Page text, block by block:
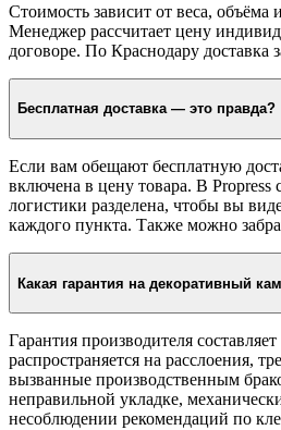
Стоимость зависит от веса, объёма
Менеджер рассчитает цену
договоре. По Краснодару доставка
Бесплатная доставка — это правда?
Если вам обещают бесплатную
включена в цену товара. В Propress
логистики разделена, чтобы вы
каждого пункта. Также можно
Какая гарантия на декоративный
Гарантия производителя
распространяется на расслоения,
вызванные производственным
неправильной укладке,
несоблюдении рекомендаций по